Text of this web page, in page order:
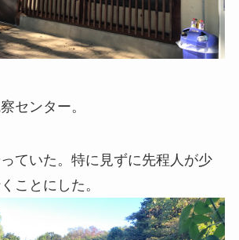
センター。
ていた。特に見ずに先程人が少
ことにした。